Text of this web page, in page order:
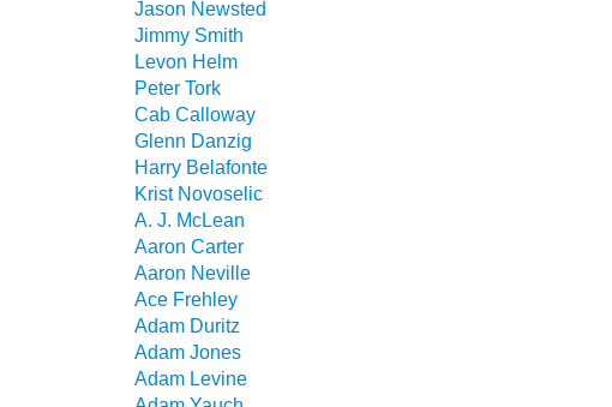
Jason Newsted
Jimmy Smith
Levon Helm
Peter Tork
Cab Calloway
Glenn Danzig
Harry Belafonte
Krist Novoselic
A. J. McLean
Aaron Carter
Aaron Neville
Ace Frehley
Adam Duritz
Adam Jones
Adam Levine